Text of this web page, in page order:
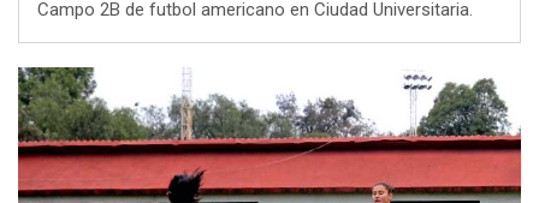
Campo 2B de futbol americano en Ciudad Universitaria.